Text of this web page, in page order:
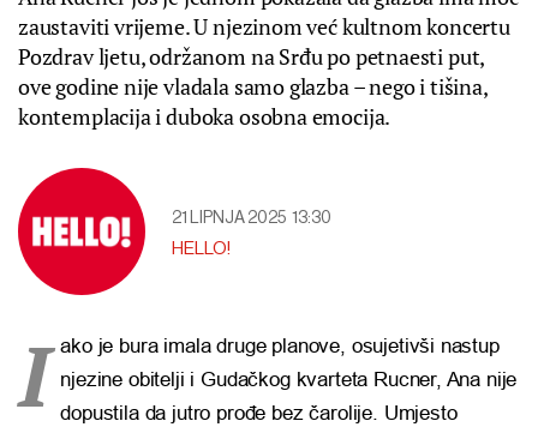
zaustaviti vrijeme. U njezinom već kultnom koncertu
Pozdrav ljetu, održanom na Srđu po petnaesti put,
ove godine nije vladala samo glazba – nego i tišina,
kontemplacija i duboka osobna emocija.
21 LIPNJA 2025 13:30
HELLO!
I ako je bura imala druge planove, osujetivši nastup
njezine obitelji i Gudačkog kvarteta Rucner, Ana nije
dopustila da jutro prođe bez čarolije. Umjesto